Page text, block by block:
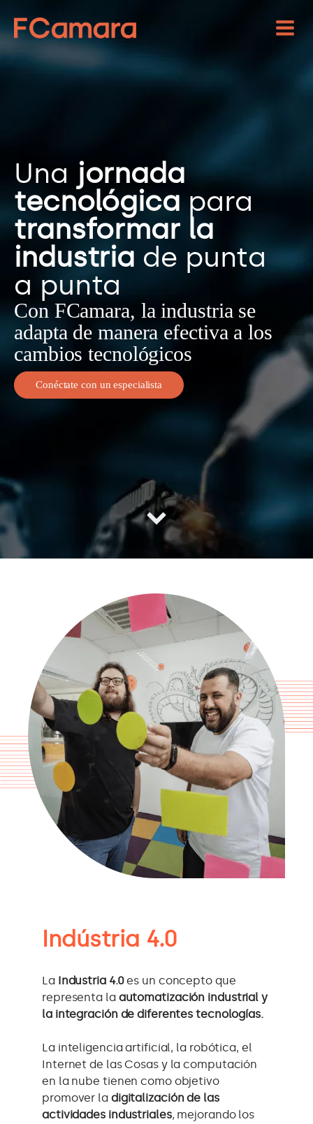
Una jornada
tecnológicapara
transformar la
industria de punta
a punta
Con FCamara, la industria se
adapta de manera efectiva a los
cambios tecnológicos
Conéctate con un especialista
Indústria 4.0
La Industria 4.0es un concepto que
representa la automatización industrial y
la integración de diferentes tecnologías.
La inteligencia artificial, la robótica, el
Internet de las Cosas y la computación
en la nube tienen como objetivo
promover la digitalización de las
actividades industriales, mejorando los